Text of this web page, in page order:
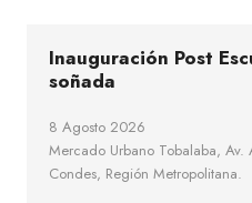
Inauguración Post
soñada
8 Agosto 2026
Mercado Urbano Tobalaba,
Condes, Región Metropolitana.